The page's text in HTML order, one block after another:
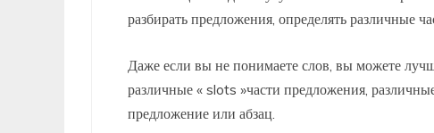
разбирать предложения, определять различные
Даже если вы не понимаете слов, вы можете
различные « slots »части предложения,
предложение или абзац.